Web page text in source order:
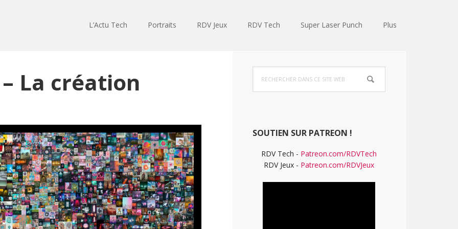
L’Actu Tech Portraits RDV Jeux RDV Tech Super Laser Punch Plus
– La création
Barre
latérale
dans
ce
SOUTIEN SUR PATREON !
RDV Tech - Patreon.com/RDVTech
RDV Jeux - Patreon.com/RDVJeux